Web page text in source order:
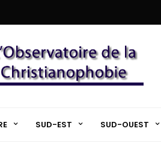
SUD-EST SUD-OUEST